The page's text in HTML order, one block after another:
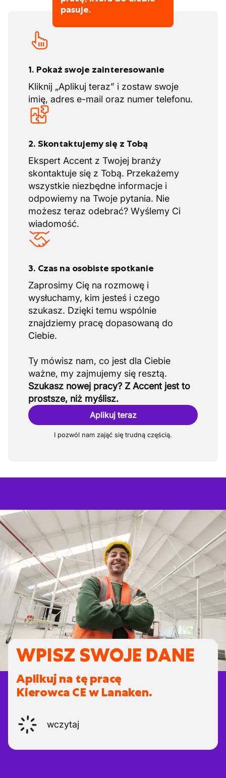
pasuje.
1. Pokaż swoje zainteresowanie
Kliknij „Aplikuj teraz” i zostaw swoje
imię, adres e-mail oraz numer telefonu.
2. Skontaktujemy się z Tobą
Ekspert Accent z Twojej branży
skontaktuje się z Tobą. Przekażemy
wszystkie niezbędne informacje i
odpowiemy na Twoje pytania. Nie
możesz teraz odebrać? Wyślemy Ci
wiadomość.
3. Czas na osobiste spotkanie
Zaprosimy Cię na rozmowę i
wysłuchamy, kim jesteś i czego
szukasz. Dzięki temu wspólnie
znajdziemy pracę dopasowaną do
Ciebie.
Ty mówisz nam, co jest dla Ciebie
Szukasz nowej pracy? Z Accent jest to
prostsze, niż myślisz.
Aplikuj teraz
I pozwól nam zająć się trudną częścią.
WPISZ SWOJE DANE
Aplikuj na tę pracę
Kierowca CE w Lanaken.
wczytaj